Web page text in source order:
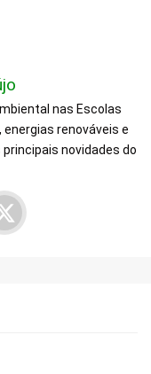
nas Escolas
renováveis e
novidades do